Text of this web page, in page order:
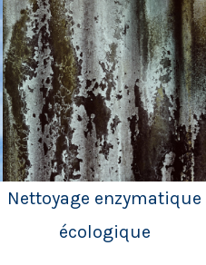
Nettoyage enzymatique
écologique